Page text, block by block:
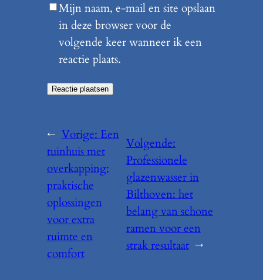
Mijn naam, e-mail en site opslaan
in deze browser voor de
volgende keer wanneer ik een
reactie plaats.
← Vorige: Een
tuinhuis met
overkapping:
praktische
oplossingen
voor extra
ruimte en
comfort
Volgende:
Professionele
glazenwasser in
Bilthoven: het
belang van schone
ramen voor een
strak resultaat →